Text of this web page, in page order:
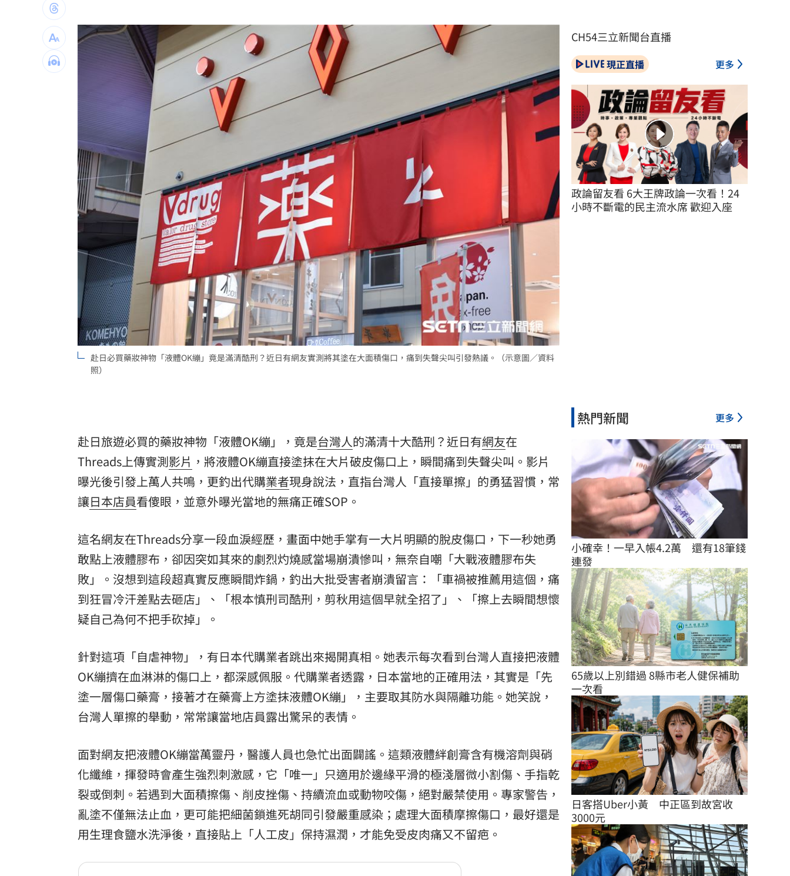
女律師為何騙到慈濟10億？李怡貞驚揭身分
淚別高希均！沈春華悲痛揭私下真面目 05:48
台灣彩券開獎直播中 20:31
LIVE三立+24小時直播
三立iNEWS新聞台線上直播
理想混蛋號召粉絲跨海追星吃美食！ 18:15
赴日必買藥妝神物「液體OK繃」竟是滿清酷刑？近日有網友實測將其塗在大面積傷口，痛到失聲尖叫引發熱議。（示意圖／資料
照）
赴日旅遊必買的藥妝神物「液體OK繃」，竟是台灣人的滿清十大酷刑？近日有網友在
Threads上傳實測影片 ，將液體OK繃直接塗抹在大片破皮傷口上，瞬間痛到失聲尖叫。影片
曝光後引發上萬人共鳴，更釣出代購業者現身說法，直指台灣人「直接單擦」的勇猛習慣，常
讓日本店員看傻眼，並意外曝光當地的無痛正確SOP。
這名網友在Threads分享一段血淚經歷，畫面中她手掌有一大片明顯的脫皮傷口，下一秒她勇
敢點上液體膠布，卻因突如其來的劇烈灼燒感當場崩潰慘叫，無奈自嘲「大戰液體膠布失
敗」。沒想到這段超真實反應瞬間炸鍋，釣出大批受害者崩潰留言：「車禍被推薦用這個，痛
到狂冒冷汗差點去砸店」、「根本慎刑司酷刑，剪秋用這個早就全招了」、「擦上去瞬間想懷
疑自己為何不把手砍掉」。
針對這項「自虐神物」，有日本代購業者跳出來揭開真相。她表示每次看到台灣人直接把液體
OK繃擠在血淋淋的傷口上，都深感佩服。代購業者透露，日本當地的正確用法，其實是「先
塗一層傷口藥膏，接著才在藥膏上方塗抹液體OK繃」，主要取其防水與隔離功能。她笑說，
台灣人單擦的舉動，常常讓當地店員露出驚呆的表情。
面對網友把液體OK繃當萬靈丹，醫護人員也急忙出面闢謠。這類液體絆創膏含有機溶劑與硝
化纖維，揮發時會產生強烈刺激感，它「唯一」只適用於邊緣平滑的極淺層微小割傷、手指乾
裂或倒刺。若遇到大面積擦傷、削皮挫傷、持續流血或動物咬傷，絕對嚴禁使用。專家警告，
亂塗不僅無法止血，更可能把細菌鎖進死胡同引發嚴重感染；處理大面積摩擦傷口，最好還是
用生理食鹽水洗淨後，直接貼上「人工皮」保持濕潤，才能免受皮肉痛又不留疤。
CH54三立新聞台直播
現正直播 更多
政論留友看 6大王牌政論一次看！24
小時不斷電的民主流水席 歡迎入座
熱門新聞 更多
小確幸！一早入帳4.2萬　還有18筆錢
連發
65歲以上別錯過 8縣市老人健保補助
一次看
日客搭Uber小黃　中正區到故宮收
3000元